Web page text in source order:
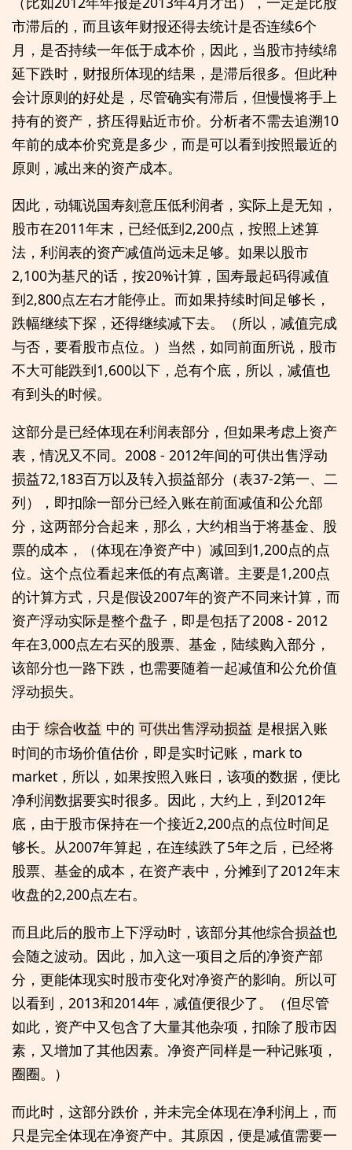
市滞后的，而且该年财报还得去统计是否连续6个
月，是否持续一年低于成本价，因此，当股市持续绵
延下跌时，财报所体现的结果，是滞后很多。但此种
会计原则的好处是，尽管确实有滞后，但慢慢将手上
持有的资产，挤压得贴近市价。分析者不需去追溯10
年前的成本价究竟是多少，而是可以看到按照最近的
原则，减出来的资产成本。
因此，动辄说国寿刻意压低利润者，实际上是无知，
股市在2011年末，已经低到2,200点，按照上述算
法，利润表的资产减值尚远未足够。如果以股市
2,100为基尺的话，按20%计算，国寿最起码得减值
到2,800点左右才能停止。而如果持续时间足够长，
跌幅继续下探，还得继续减下去。（所以，减值完成
与否，要看股市点位。）当然，如同前面所说，股市
不大可能跌到1,600以下，总有个底，所以，减值也
有到头的时候。
这部分是已经体现在利润表部分，但如果考虑上资产
表，情况又不同。2008 - 2012年间的可供出售浮动
损益72,183百万以及转入损益部分（表37-2第一、二
列），即扣除一部分已经入账在前面减值和公允部
分，这两部分合起来，那么，大约相当于将基金、股
票的成本，（体现在净资产中）减回到1,200点的点
位。这个点位看起来低的有点离谱。主要是1,200点
的计算方式，只是假设2007年的资产不同来计算，而
资产浮动实际是整个盘子，即是包括了2008 - 2012
年在3,000点左右买的股票、基金，陆续购入部分，
该部分也一路下跌，也需要随着一起减值和公允价值
浮动损失。
由于 综合收益 中的 可供出售浮动损益 是根据入账
时间的市场价值估价，即是实时记账，mark to
market，所以，如果按照入账日，该项的数据，便比
净利润数据要实时很多。因此，大约上，到2012年
底，由于股市保持在一个接近2,200点的点位时间足
够长。从2007年算起，在连续跌了5年之后，已经将
股票、基金的成本，在资产表中，分摊到了2012年末
收盘的2,200点左右。
而且此后的股市上下浮动时，该部分其他综合损益也
会随之波动。因此，加入这一项目之后的净资产部
分，更能体现实时股市变化对净资产的影响。所以可
以看到，2013和2014年，减值便很少了。（但尽管
如此，资产中又包含了大量其他杂项，扣除了股市因
素，又增加了其他因素。净资产同样是一种记账项，
圈圈。）
而此时，这部分跌价，并未完全体现在净利润上，而
只是完全体现在净资产中。其原因，便是减值需要一